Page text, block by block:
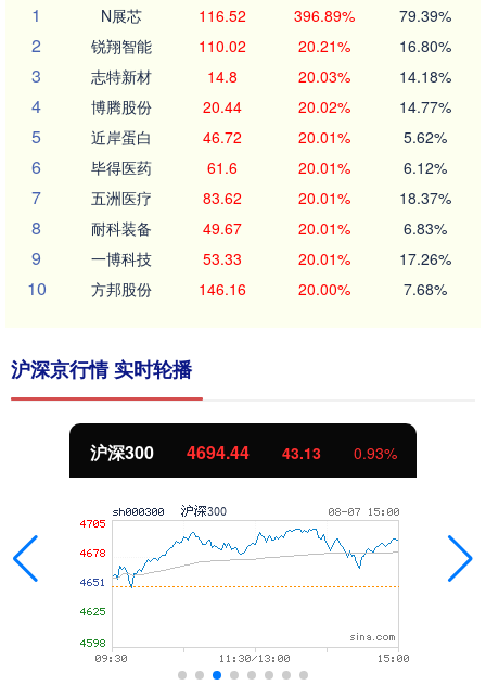
1
N展芯 116.52 396.89% 79.39%
2 锐翔智能 110.02 20.21% 16.80%
3 志特新材 14.8 20.03% 14.18%
4 博腾股份 20.44 20.02% 14.77%
5 近岸蛋白 46.72 20.01% 5.62%
6 毕得医药 61.6 20.01% 6.12%
7 五洲医疗 83.62 20.01% 18.37%
8 耐科装备 49.67 20.01% 6.83%
9 一博科技 53.33 20.01% 17.26%
10 方邦股份 146.16 20.00% 7.68%
沪深京行情 实时轮播
沪深300 4694.44 43.13 0.93%